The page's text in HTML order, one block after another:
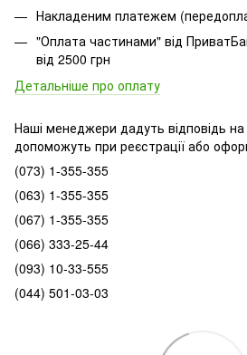
Накладеним платежем
"Оплата частинами" від
від 2500 грн
Детальніше про оплату
Наші менеджери дадуть відповідь на
допоможуть при реєстрації або
(073) 1-355-355
(063) 1-355-355
(067) 1-355-355
(066) 333-25-44
(093) 10-33-555
(044) 501-03-03